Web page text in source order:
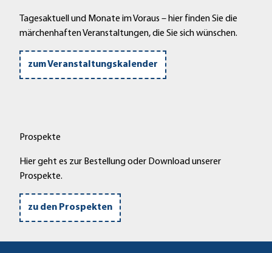
Tagesaktuell und Monate im Voraus – hier finden Sie die
märchenhaften Veranstaltungen, die Sie sich wünschen.
zum Veranstaltungskalender
Prospekte
Hier geht es zur Bestellung oder Download unserer
Prospekte.
zu den Prospekten